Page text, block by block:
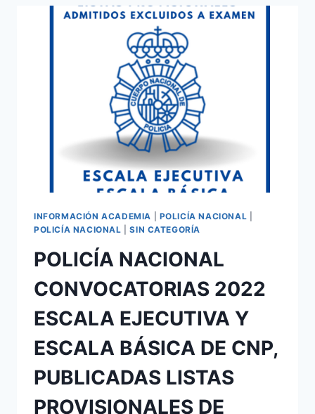
DE
ADMITIDOS
EXCLUIDOS
EXAMEN
ESCALA
BÁSICA
POLICÍA
NACIONAL
CONVOCATORIA
2022
INFORMACIÓN ACADEMIA POLICÍA NACIONAL
POLICÍA NACIONAL |SIN CATEGORÍA
POLICÍA NACIONAL
CONVOCATORIAS 2022
ESCALA EJECUTIVA Y
ESCALA BÁSICA DE CNP,
PUBLICADAS LISTAS
PROVISIONALES DE